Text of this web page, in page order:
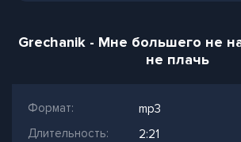
Grechanik - Мне большего не
не плачь
Формат:
mp3
Длительность:
2:21